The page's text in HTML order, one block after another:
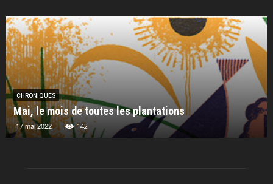
CHRONIQUES
Mai, le mois de toutes les plantations
17 mai 2022 142